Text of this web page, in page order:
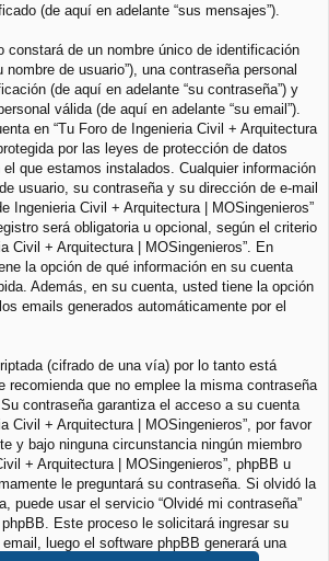
(de aquí en adelante “sus mensajes”).
constará de un nombre único de identificación
nombre de usuario”), una contraseña personal
(de aquí en adelante “su contraseña”) y
válida (de aquí en adelante “su email”).
en “Tu Foro de Ingenieria Civil + Arquitectura
por las leyes de protección de datos
que estamos instalados. Cualquier información
usuario, su contraseña y su dirección de e-mail
Ingenieria Civil + Arquitectura | MOSingenieros”
será obligatoria u opcional, según el criterio
Civil + Arquitectura | MOSingenieros”. En
la opción de qué información en su cuenta
Además, en su cuenta, usted tiene la opción
emails generados automáticamente por el
(cifrado de una vía) por lo tanto está
recomienda que no emplee la misma contraseña
contraseña garantiza el acceso a su cuenta
Civil + Arquitectura | MOSingenieros”, por favor
y bajo ninguna circunstancia ningún miembro
+ Arquitectura | MOSingenieros”, phpBB u
le preguntará su contraseña. Si olvidó la
puede usar el servicio “Olvidé mi contraseña”
Este proceso le solicitará ingresar su
luego el software phpBB generará una